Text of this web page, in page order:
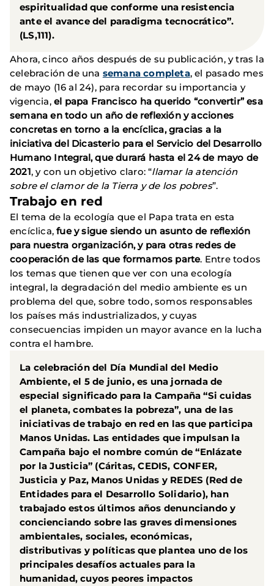
espiritualidad que conforme una resistencia
ante el avance del paradigma tecnocrático”.
(LS,111).
Ahora, cinco años después de su publicación, y tras la
celebración de una semana completa, el pasado mes
de mayo (16 al 24), para recordar su importancia y
vigencia, el papa Francisco ha querido “convertir” esa
semana en todo un año de reflexión y acciones
concretas en torno a la encíclica, gracias a la
iniciativa del Dicasterio para el Servicio del Desarrollo
Humano Integral, que durará hasta el 24 de mayo de
2021, y con un objetivo claro: “llamar la atención
sobre el clamor de la Tierra y de los pobres”.
Trabajo en red
El tema de la ecología que el Papa trata en esta
encíclica,fue y sigue siendo un asunto de reflexión
para nuestra organización, y para otras redes de
cooperación de las que formamos parte. Entre todos
los temas que tienen que ver con una ecología
integral, la degradación del medio ambiente es un
problema del que, sobre todo, somos responsables
los países más industrializados, y cuyas
consecuencias impiden un mayor avance en la lucha
contra el hambre.
La celebración del Día Mundial del Medio
Ambiente, el 5 de junio, es una jornada de
especial significado para la Campaña “Si cuidas
el planeta, combates la pobreza”, una de las
iniciativas de trabajo en red en las que participa
Manos Unidas. Las entidades que impulsan la
Campaña bajo el nombre común de “Enlázate
por la Justicia” (Cáritas, CEDIS, CONFER,
Justicia y Paz, Manos Unidas y REDES (Red de
Entidades para el Desarrollo Solidario), han
trabajado estos últimos años denunciando y
concienciando sobre las graves dimensiones
ambientales, sociales, económicas,
distributivas y políticas que plantea uno de los
principales desafíos actuales para la
humanidad, cuyos peores impactos